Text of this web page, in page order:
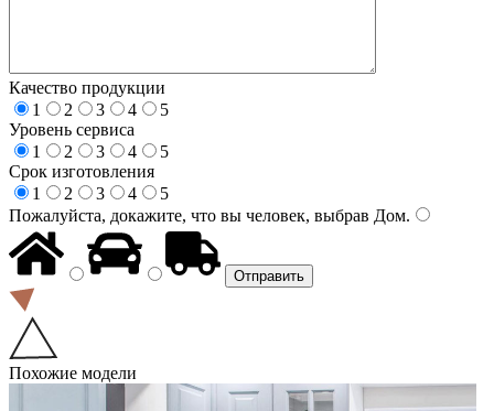
Качество продукции
1
2 3 4
5
Уровень сервиса
1
2 3 4
5
Срок изготовления
1
2 3 4
5
Пожалуйста, докажите, что вы человек, выбрав Дом.
Похожие модели